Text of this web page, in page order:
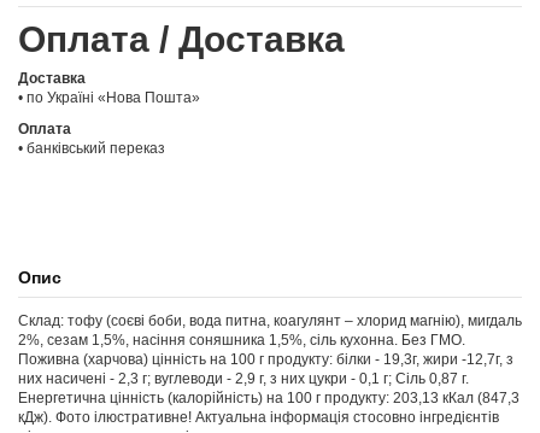
Оплата / Доставка
Доставка
• по Україні «Нова Пошта»
Оплата
• банківський переказ
Опис
Склад: тофу (соєві боби, вода питна, коагулянт – хлорид магнію), мигдаль
2%, сезам 1,5%, насіння соняшника 1,5%, сіль кухонна. Без ГМО.
Поживна (харчова) цінність на 100 г продукту: білки - 19,3г, жири -12,7г, з
них насичені - 2,3 г; вуглеводи - 2,9 г, з них цукри - 0,1 г; Сіль 0,87 г.
Енергетична цінність (калорійність) на 100 г продукту: 203,13 кКал (847,3
кДж). Фото ілюстративне! Актуальна інформація стосовно інгредієнтів